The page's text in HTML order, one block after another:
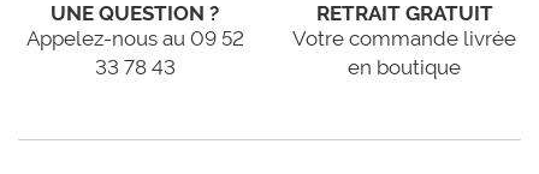
UNE QUESTION ?
Appelez-nous au 09 52
33 78 43
RETRAIT GRATUIT
Votre commande livrée
en boutique